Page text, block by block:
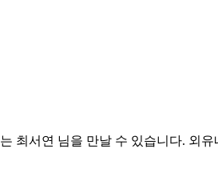
최서연 님을 만날 수 있습니다. 외